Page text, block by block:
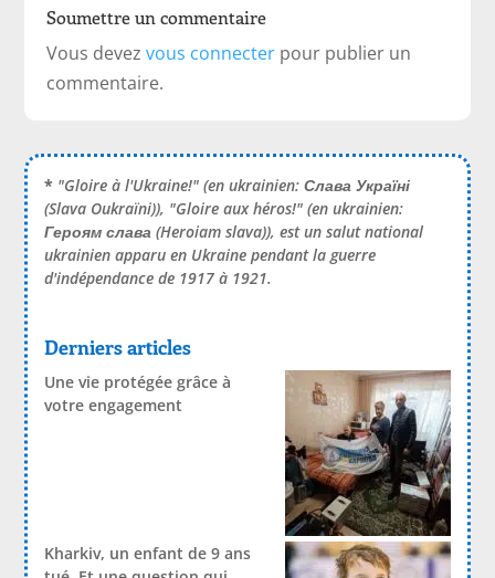
Soumettre un commentaire
Vous devezvous connecter pour publier un
commentaire.
* "Gloire à l'Ukraine!" (en ukrainien:Слава Україні
(Slava Oukraïni)), "Gloire aux héros!" (en ukrainien:
Героям слава (Heroiam slava)), est un salut national
ukrainien apparu en Ukraine pendant la guerre
d'indépendance de 1917 à 1921.
Derniers articles
Une vie protégée grâce à
votre engagement
Kharkiv, un enfant de 9 ans